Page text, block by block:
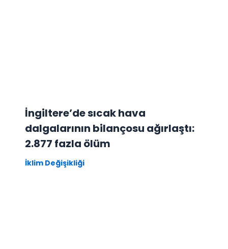
İngiltere’de sıcak hava
dalgalarının bilançosu ağırlaştı:
2.877 fazla ölüm
İklim Değişikliği